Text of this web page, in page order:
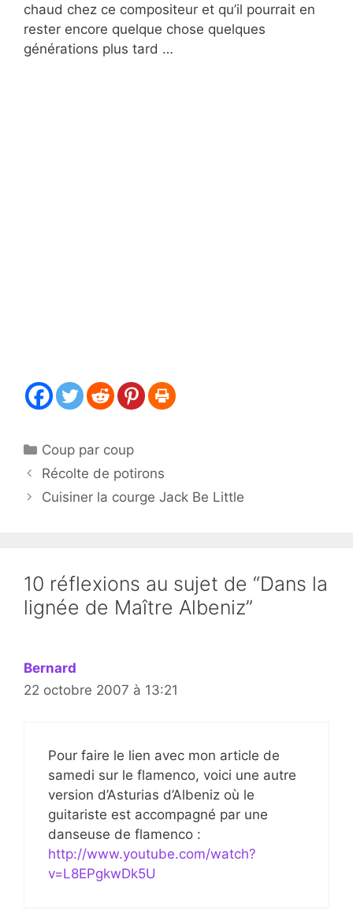
chaud chez ce compositeur et qu’il pourrait en
rester encore quelque chose quelques
générations plus tard …
Catégories
Coup par coup
Récolte de potirons
Cuisiner la courge Jack Be Little
10 réflexions au sujet de “Dans la
lignée de Maître Albeniz”
Bernard
22 octobre 2007 à 13:21
Pour faire le lien avec mon article de
samedi sur le flamenco, voici une autre
version d’Asturias d’Albeniz où le
guitariste est accompagné par une
danseuse de flamenco :
http://www.youtube.com/watch?
v=L8EPgkwDk5U